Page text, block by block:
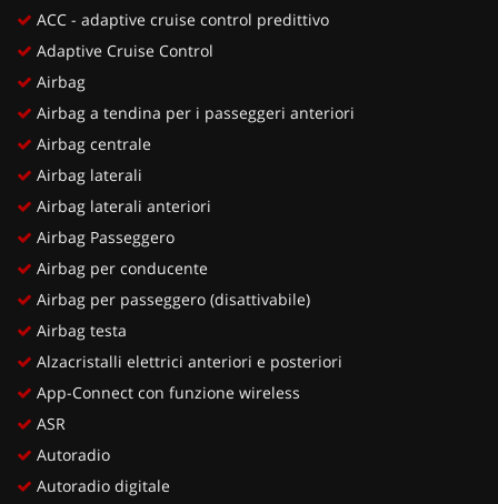
ACC - adaptive cruise control predittivo
Adaptive Cruise Control
Airbag
Airbag a tendina per i passeggeri anteriori
Airbag centrale
Airbag laterali
Airbag laterali anteriori
Airbag Passeggero
Airbag per conducente
Airbag per passeggero (disattivabile)
Airbag testa
Alzacristalli elettrici anteriori e posteriori
App-Connect con funzione wireless
ASR
Autoradio
Autoradio digitale